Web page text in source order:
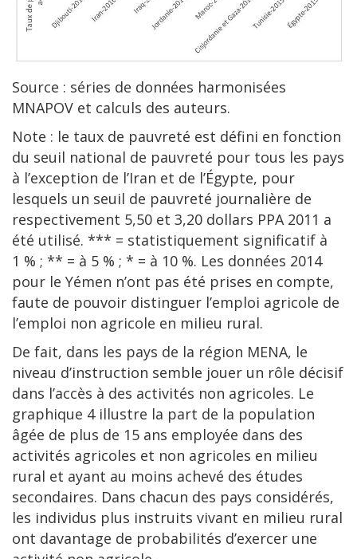
Source : séries de données harmonisées
MNAPOV et calculs des auteurs.
Note : le taux de pauvreté est défini en fonction
du seuil national de pauvreté pour tous les pays
à l’exception de l’Iran et de l’Égypte, pour
lesquels un seuil de pauvreté journalière de
respectivement 5,50 et 3,20 dollars PPA 2011 a
été utilisé. *** = statistiquement significatif à
1 % ; ** = à 5 % ; * = à 10 %. Les données 2014
pour le Yémen n’ont pas été prises en compte,
faute de pouvoir distinguer l’emploi agricole de
l’emploi non agricole en milieu rural.
De fait, dans les pays de la région MENA, le
niveau d’instruction semble jouer un rôle décisif
dans l’accès à des activités non agricoles. Le
graphique 4 illustre la part de la population
âgée de plus de 15 ans employée dans des
activités agricoles et non agricoles en milieu
rural et ayant au moins achevé des études
secondaires. Dans chacun des pays considérés,
les individus plus instruits vivant en milieu rural
ont davantage de probabilités d’exercer une